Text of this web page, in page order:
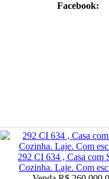
Facebook:
292 CI 634 , Casa com
Cozinha. Laje. Com